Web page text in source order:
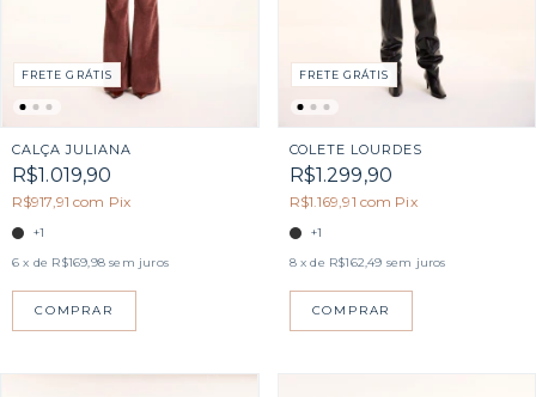
FRETE GRÁTIS
CALÇA JULIANA
R$1.019,90
R$917,91com Pix
+1
6 x de R$169,98 sem juros
COMPRAR
FRETE GRÁTIS
COLETE LOURDES
R$1.299,90
R$1.169,91 com Pix
+1
8 x de R$162,49 sem juros
COMPRAR